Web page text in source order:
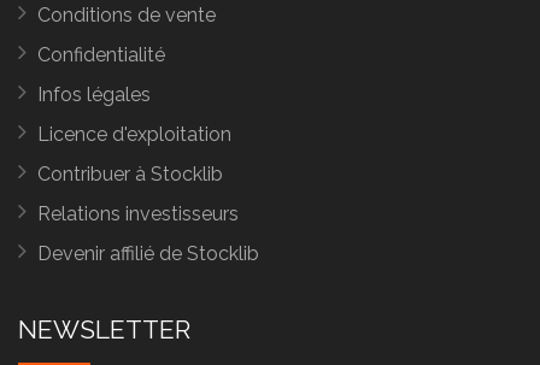
Conditions de vente
Confidentialité
Infos légales
Licence d'exploitation
Contribuer à Stocklib
Relations investisseurs
Devenir affilié de Stocklib
NEWSLETTER